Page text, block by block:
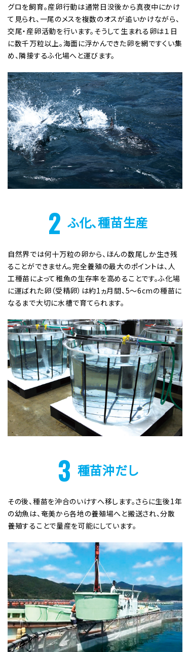
グロを飼育。産卵行動は通常日没後から真夜中にかけ
て見られ、一尾のメスを複数のオスが追いかけながら、
交尾・産卵活動を行います。そうして生まれる卵は１日
に数千万粒以上。海面に浮かんできた卵を網ですくい集
め、隣接するふ化場へと運びます。
2 ふ化、種苗生産
自然界では何十万粒の卵から、ほんの数尾しか生き残
ることができません。完全養殖の最大のポイントは、人
工種苗によって稚魚の生存率を高めることです。ふ化場
に運ばれた卵（受精卵）は約1ヵ月間、5～6cmの種苗に
なるまで大切に水槽で育てられます。
3 種苗沖だし
その後、種苗を沖合のいけすへ移します。さらに生後1年
の幼魚は、奄美から各地の養殖場へと搬送され、分散
養殖することで量産を可能にしています。